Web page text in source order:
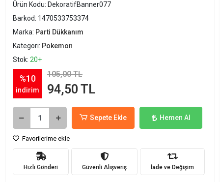
Ürün Kodu: DekoratifBanner077
Barkod: 1470533753374
Marka: Parti Dükkanım
Kategori: Pokemon
Stok: 20+
%10
indirim
105,00 TL
94,50 TL
Sepete Ekle Hemen Al
Favorilerime ekle
Hızlı Gönderi Güvenli Alışveriş İade ve Değişim